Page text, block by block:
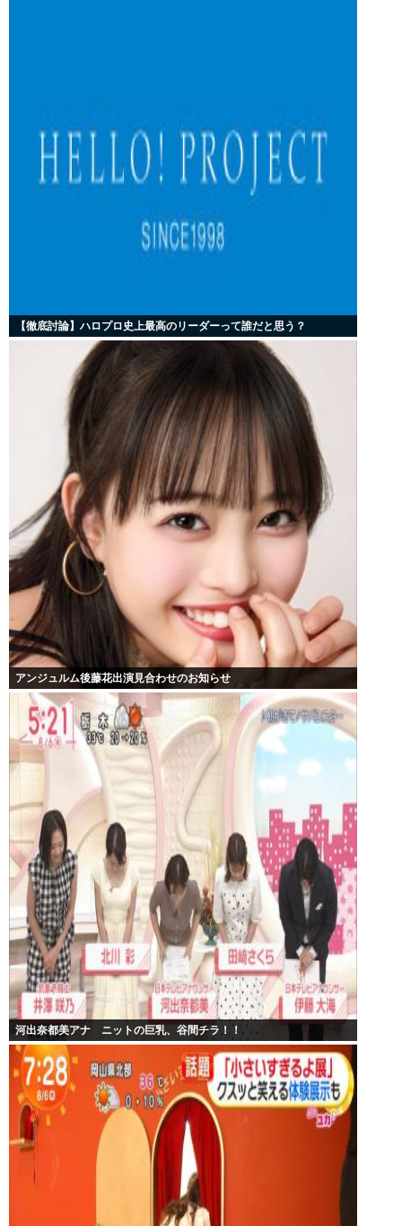
【徹底討論】ハロプロ史上最高のリーダーって誰だと思う？
アンジュルム後藤花出演見合わせのお知らせ
河出奈都美アナ ニットの巨乳、谷間チラ！！